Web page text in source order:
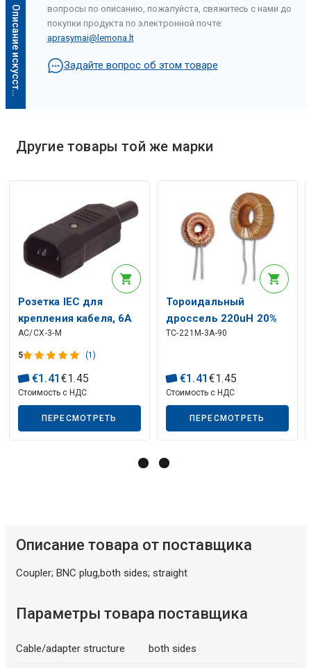
О
п
и
с
а
н
и
е
и
с
к
у
с
с
т
в
е
н
н
о
г
о
и
н
т
е
л
л
е
к
т
а
Описание искусственного интеллекта
Описание искусственного интеллекта
вопросы по описанию, пожалуйста, свяжитесь с нами до
покупки продукта по электронной почте:
aprasymai@lemona.lt
Задайте вопрос об этом товаре
Другие товары той же марки
Розетка IEC для
крепления кабеля, 6А
250В 3 контакта
AC/CX-3-M
5 (1)
€1 .41 €1.45
Стоимость с НДС
ПЕРЕСМОТРЕТЬ
Тороидальный
дроссель 220uH 20%
3A T90-26
TC-221M-3A-90
€1 .41 €1.45
Стоимость с НДС
ПЕРЕСМОТРЕТЬ
Описание товара от поставщика
Coupler; BNC plug,both sides; straight
Параметры товара поставщика
Cable/adapter structure both sides